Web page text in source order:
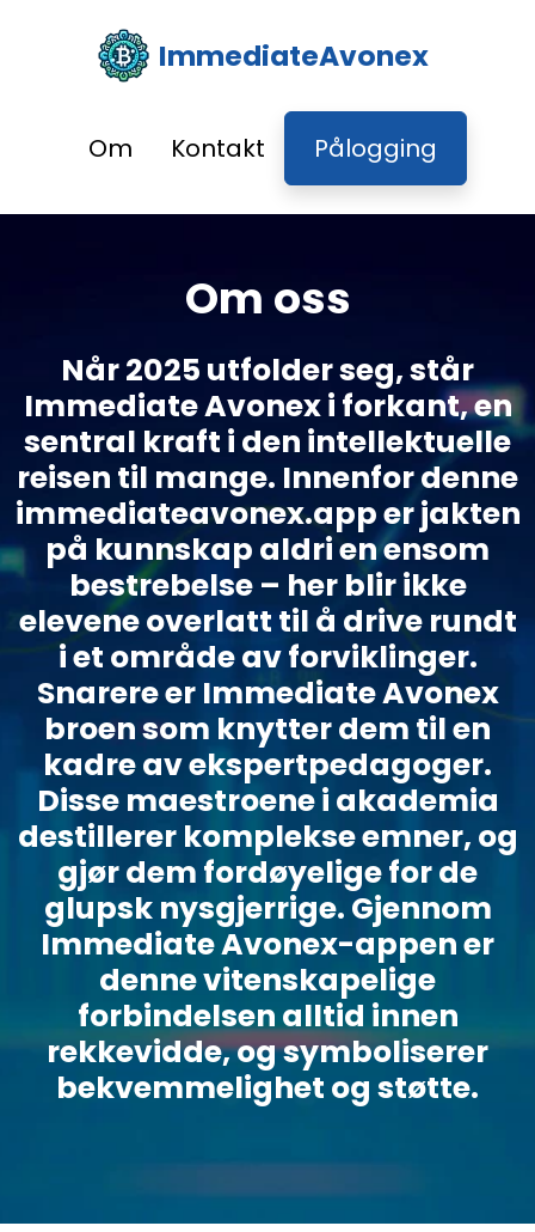
ImmediateAvonex
Om Kontakt Pålogging
Om oss
Når 2025 utfolder seg, står
Immediate Avonex i forkant, en
sentral kraft i den intellektuelle
reisen til mange. Innenfor denne
immediateavonex.app er jakten
på kunnskap aldri en ensom
bestrebelse – her blir ikke
elevene overlatt til å drive rundt
i et område av forviklinger.
Snarere er Immediate Avonex
broen som knytter dem til en
kadre av ekspertpedagoger.
Disse maestroene i akademia
destillerer komplekse emner, og
gjør dem fordøyelige for de
glupsk nysgjerrige. Gjennom
Immediate Avonex-appen er
denne vitenskapelige
forbindelsen alltid innen
rekkevidde, og symboliserer
bekvemmelighet og støtte.